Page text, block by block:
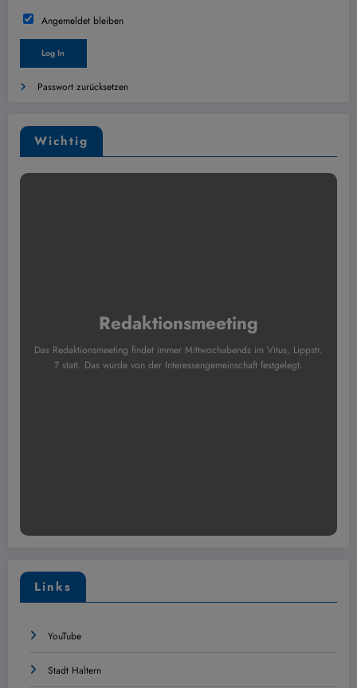
Angemeldet bleiben
Passwort zurücksetzen
Wichtig
Redaktionsmeeting
Das Redaktionsmeeting findet immer Mittwochabends im Vitus, Lippstr.
7 statt. Das wurde von der Interessengemeinschaft festgelegt.
Links
YouTube
Stadt Haltern